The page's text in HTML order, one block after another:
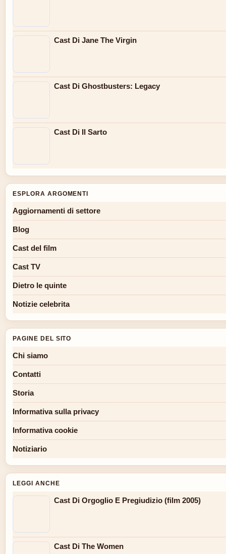
Cast Di Jane The Virgin
Cast Di Ghostbusters: Legacy
Cast Di Il Sarto
ESPLORA ARGOMENTI
Aggiornamenti di settore
Blog
Cast del film
Cast TV
Dietro le quinte
Notizie celebrita
PAGINE DEL SITO
Chi siamo
Contatti
Storia
Informativa sulla privacy
Informativa cookie
Notiziario
LEGGI ANCHE
Cast Di Orgoglio E Pregiudizio (film 2005)
Cast Di The Women